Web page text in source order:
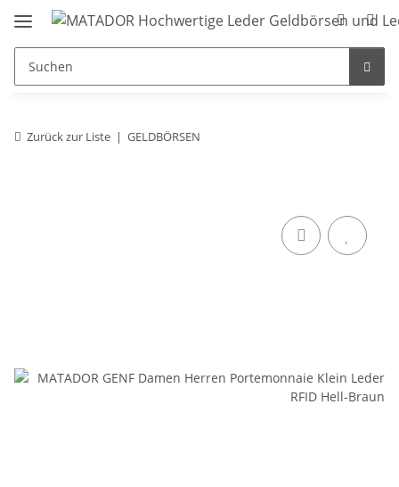
Zurück zur Liste GELDBÖRSEN